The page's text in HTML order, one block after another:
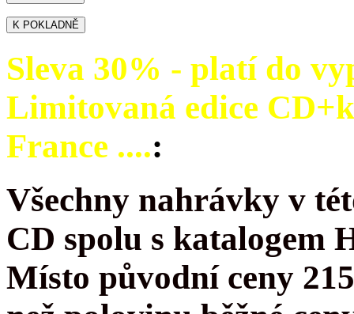
Sleva 30% - platí do
Limitovaná edice
France ....:
Všechny nahrávky v
CD spolu s katalogem
Místo původní ceny